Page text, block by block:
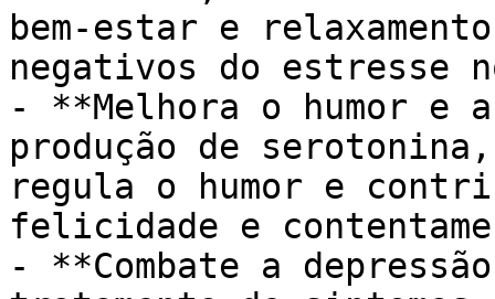
bem-estar e
negativos do estresse
- **Melhora o humor e
produção de
regula o humor e
felicidade e
- **Combate a